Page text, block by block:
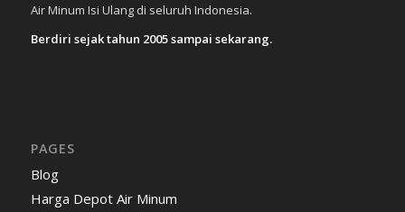
Air Minum Isi Ulang di seluruh Indonesia.
Berdiri sejak tahun 2005 sampai sekarang.
PAGES
Blog
Harga Depot Air Minum